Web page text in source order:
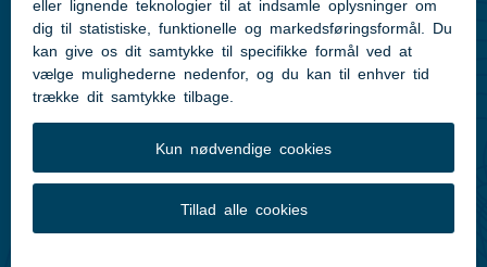
Pressekontakt
Følg med
Instagram
LinkedIn